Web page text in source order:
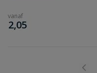
vanaf
€
2,05